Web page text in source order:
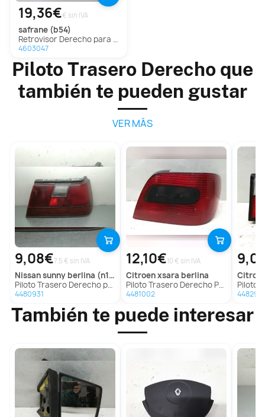
19,36€€ sin IVA
safrane (b54)
Retrovisor Derecho para Renault Safrane (B54)
4603047
Piloto Trasero Derecho que
también te pueden gustar
VER MÁS
9,08€7.5 € sin IVA
nissansunny berlina (n13)
Piloto Trasero Derecho para Nissan Sunny Berlina (N13)
4480931
12,10€10 € sin IVA
citroenxsara berlina
Piloto Trasero Derecho Para Citroen Xsara Berlina
4481002
Piloto
También te puede interesar